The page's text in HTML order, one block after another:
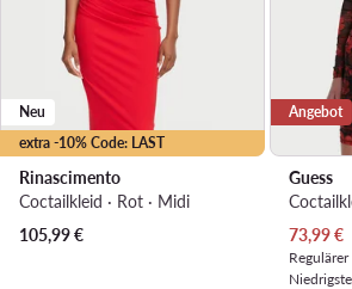
extra -10% Code: LAST
Neu
Rinascimento
Coctailkleid · Rot · Midi
105,99€
Angebot
Guess
Aktueller
73,99€
Regulärer